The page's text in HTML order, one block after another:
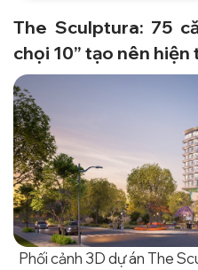
The Sculptura: 75
chọi 10” tạo nên hiện
Phối cảnh 3D dự án The